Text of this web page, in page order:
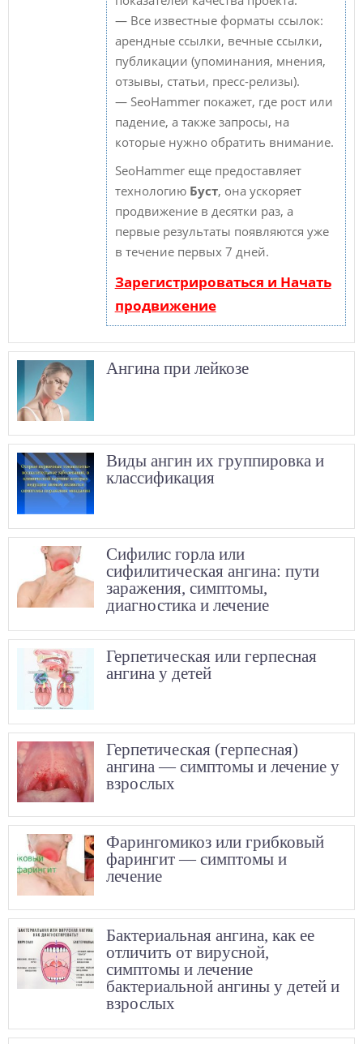
— Все известные форматы ссылок:
арендные ссылки, вечные ссылки,
публикации (упоминания, мнения,
отзывы, статьи, пресс-релизы).
— SeoHammer покажет, где рост или
падение, а также запросы, на
которые нужно обратить внимание.
SeoHammer еще предоставляет
технологию Буст, она ускоряет
продвижение в десятки раз, а
первые результаты появляются уже
в течение первых 7 дней.
Зарегистрироваться и Начать
продвижение
Ангина при лейкозе
Виды ангин их группировка и
классификация
Сифилис горла или
сифилитическая ангина: пути
заражения, симптомы,
диагностика и лечение
Герпетическая или герпесная
ангина у детей
Герпетическая (герпесная)
ангина — симптомы и лечение у
взрослых
Фарингомикоз или грибковый
фарингит — симптомы и
лечение
Бактериальная ангина, как ее
отличить от вирусной,
симптомы и лечение
бактериальной ангины у детей и
взрослых